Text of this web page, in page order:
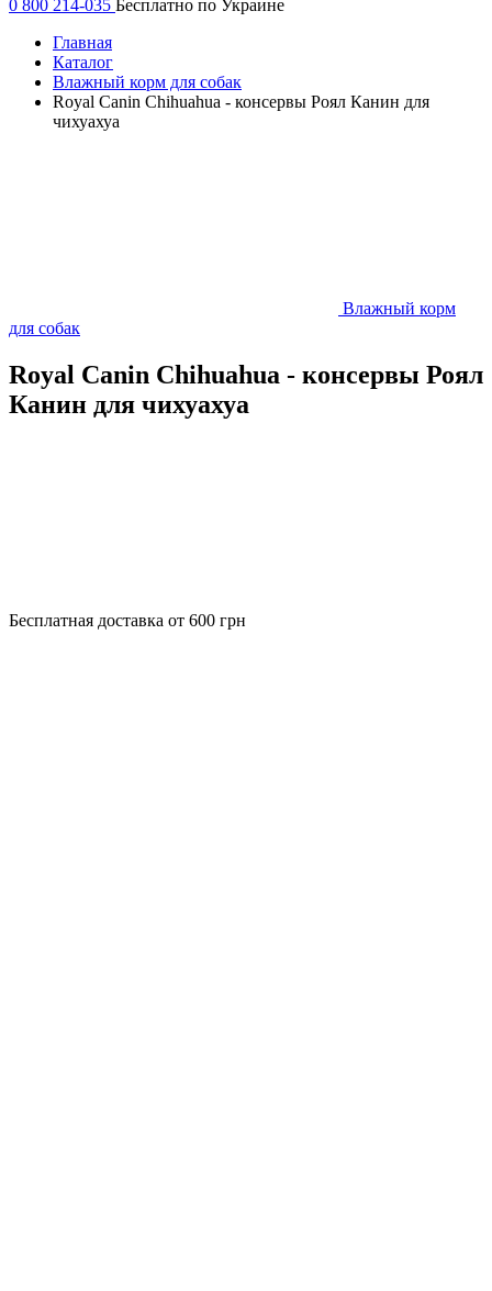
0 800 214-035 Бесплатно по Украине
Главная
Каталог
Влажный корм для собак
Royal Canin Chihuahua - консервы Роял Канин для
чихуахуа
Влажный корм
для собак
Royal Canin Chihuahua - консервы Роял
Канин для чихуахуа
Бесплатная доставка от 600 грн